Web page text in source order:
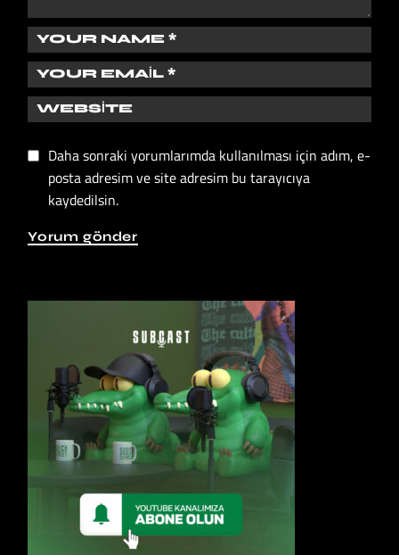
Daha sonraki yorumlarımda kullanılması için adım, e-
posta adresim ve site adresim bu tarayıcıya
kaydedilsin.
Yorum gönder